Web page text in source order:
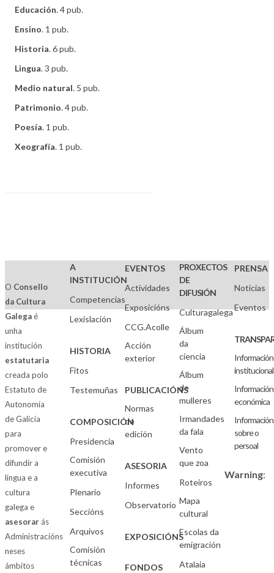
Educación. 4 pub.
Ensino. 1 pub.
Historia. 6 pub.
Lingua. 3 pub.
Medio natural. 5 pub.
Patrimonio. 4 pub.
Poesía. 1 pub.
Xeografía. 1 pub.
O Consello
da Cultura
Galegaé
unha
institución
estatutaria
creada polo
Estatuto de
Autonomía
de Galicia
para
promover e
difundir a
lingua e a
cultura
galega e
asesorarás
Administracións
neses
ámbitos
A
INSTITUCIÓN
Competencias
Lexislación
HISTORIA
Fitos
Testemuñas
COMPOSICIÓN
Presidencia
Comisión
executiva
Plenario
Seccións
Arquivos
Comisión
técnicas
EVENTOS
Actividades
Exposicións
CCG.Acolle
Acción
exterior
PUBLICACIÓNS
Normas
de
edición
ASESORIA
Informes
Observatorio
EXPOSICIÓNS
FONDOS
PROXECTOS
DE
DIFUSIÓN
Culturagalega
Álbum
da
ciencia
Álbum
de
mulleres
Irmandades
da fala
Vento
que zoa
Roteiros
Mapa
cultural
Escolas da
emigración
Atalaia
PRENSA
Noticias
Eventos
Información
institucional
Información
económica
Información
sobre o
persoal
Warning: